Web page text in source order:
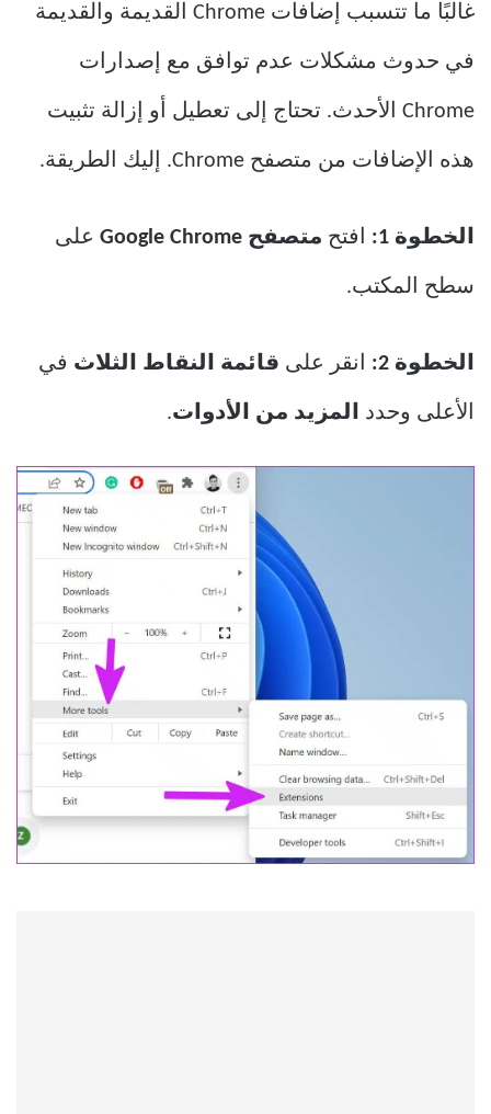
غالبًا ما تتسبب إضافات Chrome القديمة والقديمة
في حدوث مشكلات عدم توافق مع إصدارات
Chrome الأحدث. تحتاج إلى تعطيل أو إزالة تثبيت
هذه الإضافات من متصفح Chrome. إليك الطريقة.
الخطوة 1: افتح متصفح Google Chrome على
سطح المكتب.
الخطوة 2: انقر على قائمة النقاط الثلاث في
الأعلى وحدد المزيد من الأدوات.